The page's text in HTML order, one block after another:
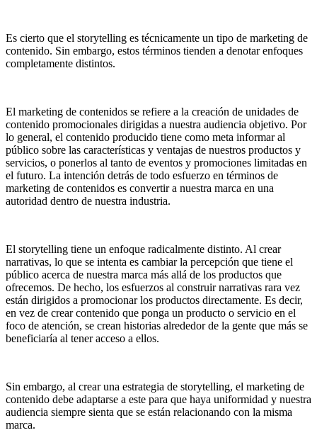
Es cierto que el storytelling es técnicamente un tipo de marketing de
contenido. Sin embargo, estos términos tienden a denotar enfoques
completamente distintos.
El marketing de contenidos se refiere a la creación de unidades de
contenido promocionales dirigidas a nuestra audiencia objetivo. Por
lo general, el contenido producido tiene como meta informar al
público sobre las características y ventajas de nuestros productos y
servicios, o ponerlos al tanto de eventos y promociones limitadas en
el futuro. La intención detrás de todo esfuerzo en términos de
marketing de contenidos es convertir a nuestra marca en una
autoridad dentro de nuestra industria.
El storytelling tiene un enfoque radicalmente distinto. Al crear
narrativas, lo que se intenta es cambiar la percepción que tiene el
público acerca de nuestra marca más allá de los productos que
ofrecemos. De hecho, los esfuerzos al construir narrativas rara vez
están dirigidos a promocionar los productos directamente. Es decir,
en vez de crear contenido que ponga un producto o servicio en el
foco de atención, se crean historias alrededor de la gente que más se
beneficiaría al tener acceso a ellos.
Sin embargo, al crear una estrategia de storytelling, el marketing de
contenido debe adaptarse a este para que haya uniformidad y nuestra
audiencia siempre sienta que se están relacionando con la misma
marca.